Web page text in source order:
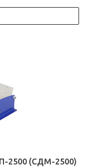
2500 (СДМ-2500)